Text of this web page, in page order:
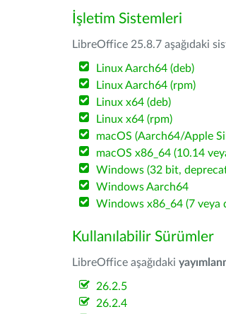
İşletim Sistemleri
LibreOffice 25.8.7 aşağıdaki
Linux Aarch64 (deb)
Linux Aarch64 (rpm)
Linux x64 (deb)
Linux x64 (rpm)
macOS (Aarch64/Apple
macOS x86_64 (10.14
Windows (32 bit,
Windows Aarch64
Windows x86_64 (7 veya
Kullanılabilir Sürümler
LibreOffice aşağıdaki
26.2.5
26.2.4